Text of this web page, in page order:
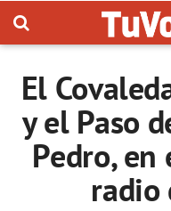
El
y el Paso
Pedro,
radio